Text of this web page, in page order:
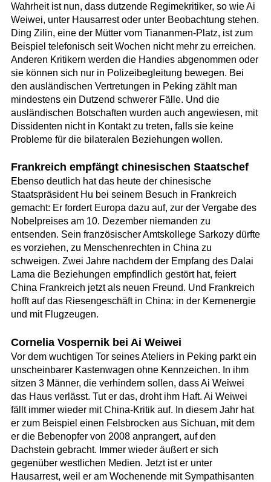
Wahrheit ist nun, dass dutzende Regimekritiker, so wie Ai
Weiwei, unter Hausarrest oder unter Beobachtung stehen.
Ding Zilin, eine der Mütter vom Tiananmen-Platz, ist zum
Beispiel telefonisch seit Wochen nicht mehr zu erreichen.
Anderen Kritikern werden die Handies abgenommen oder
sie können sich nur in Polizeibegleitung bewegen. Bei
den ausländischen Vertretungen in Peking zählt man
mindestens ein Dutzend schwerer Fälle. Und die
ausländischen Botschaften wurden auch angewiesen, mit
Dissidenten nicht in Kontakt zu treten, falls sie keine
Probleme für die bilateralen Beziehungen wollen.
Frankreich empfängt chinesischen Staatschef
Ebenso deutlich hat das heute der chinesische
Staatspräsident Hu bei seinem Besuch in Frankreich
gemacht: Er fordert Europa dazu auf, zur der Vergabe des
Nobelpreises am 10. Dezember niemanden zu
entsenden. Sein französischer Amtskollege Sarkozy dürfte
es vorziehen, zu Menschenrechten in China zu
schweigen. Zwei Jahre nachdem der Empfang des Dalai
Lama die Beziehungen empfindlich gestört hat, feiert
China Frankreich jetzt als neuen Freund. Und Frankreich
hofft auf das Riesengeschäft in China: in der Kernenergie
und mit Flugzeugen.
Cornelia Vospernik bei Ai Weiwei
Vor dem wuchtigen Tor seines Ateliers in Peking parkt ein
unscheinbarer Kastenwagen ohne Kennzeichen. In ihm
sitzen 3 Männer, die verhindern sollen, dass Ai Weiwei
das Haus verlässt. Tut er das, droht ihm Haft. Ai Weiwei
fällt immer wieder mit China-Kritik auf. In diesem Jahr hat
er zum Beispiel einen Felsbrocken aus Sichuan, mit dem
er die Bebenopfer von 2008 anprangert, auf den
Dachstein gebracht. Immer wieder äußert er sich
gegenüber westlichen Medien. Jetzt ist er unter
Hausarrest, weil er am Wochenende mit Sympathisanten